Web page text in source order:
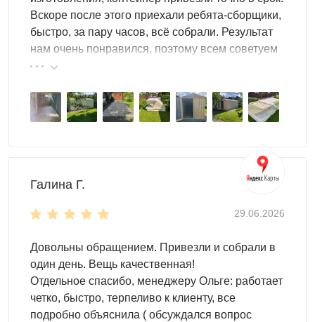
Вскоре после этого приехали ребята-сборщики,
быстро, за пару часов, всё собрали. Результат
нам очень понравился, поэтому всем советуем
эту фирму.
Галина Г.
29.06.2026
Довольны обращением. Привезли и собрали в
один день. Вещь качественная!
Отдельное спасибо, менеджеру Ольге: работает
четко, быстро, терпеливо к клиенту, все
подробно объяснила ( обсуждался вопрос